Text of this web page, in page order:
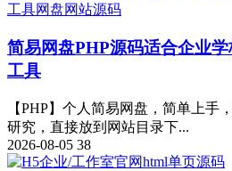
工具网盘网站源码
简易网盘PHP源码适合企业
工具
【PHP】个人简易网盘，简单上手
研究，直接放到网站目录下...
2026-08-05 38